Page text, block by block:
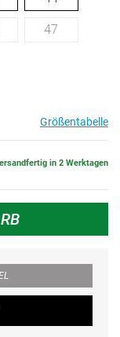
47
Größentabelle
in 2 Werktagen